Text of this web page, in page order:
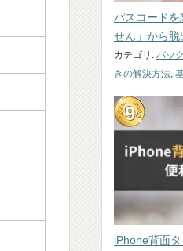
パスコードを
せん」から脱
カテゴリ: バッ
きの解決方法
iPhone背面